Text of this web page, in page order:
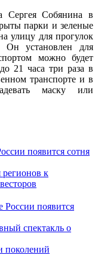
Собянина в
парки и зеленые
улицу для прогулок
установлен для
можно будет
21 часа три раза в
транспорте и в
маску или
появится сотня
к
спектакль о
поколений